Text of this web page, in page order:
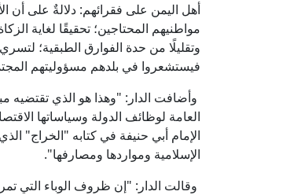
أهل اليمن على فقرائهم: دلالةٌ على أن
مواطنيهم المحتاجين؛ تحقيقًا لغاية
وتقليلًا من حدة الفوارق الطبقية؛
فيستشعروا في بلدهم مسؤوليتهم
وأضافت الدار: "وهذا هو الذي تقتضيه
الإمام أبي حنيفة في كتابه "الخراج"
الإسلامية ومواردها ومصارفها".
وقالت الدار: "إن ظروف الوباء التي